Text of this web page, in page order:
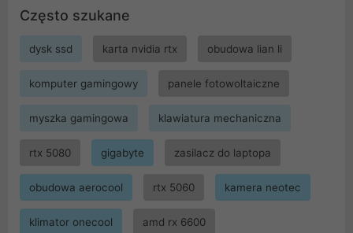
Często szukane
dysk ssd karta nvidia rtx obudowa lian li
komputer gamingowy panele fotowoltaiczne
myszka gamingowa klawiatura mechaniczna
rtx 5080 gigabyte zasilacz do laptopa
obudowa aerocool rtx 5060 kamera neotec
klimator onecool amd rx 6600